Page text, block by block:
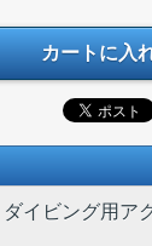
カートに入
イビング用ア